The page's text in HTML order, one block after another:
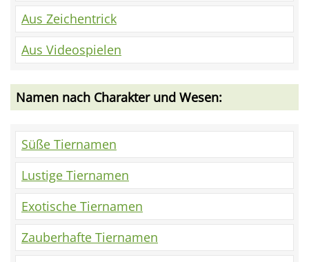
Aus Zeichentrick
Aus Videospielen
Namen nach Charakter und Wesen:
Süße Tiernamen
Lustige Tiernamen
Exotische Tiernamen
Zauberhafte Tiernamen